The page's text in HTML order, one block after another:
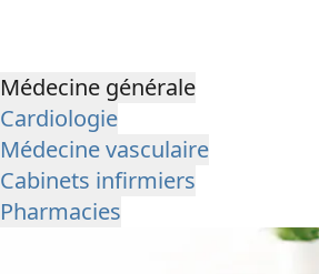
Médecine générale
Cardiologie
Médecine vasculaire
Cabinets infirmiers
Pharmacies